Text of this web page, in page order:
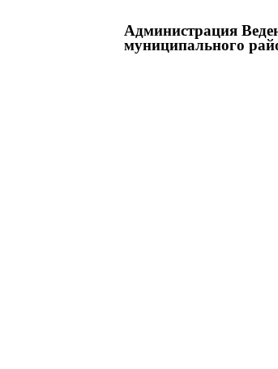
Администрация
муниципального